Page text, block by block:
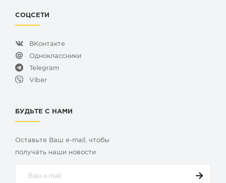
СОЦСЕТИ
ВКонтакте
Одноклассники
Telegram
Viber
БУДЬТЕ С НАМИ
Оставьте Ваш e-mail, чтобы
получать наши новости